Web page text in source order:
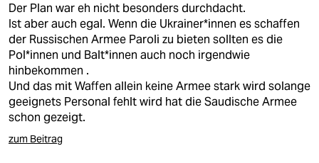
Der Plan war eh nicht besonders durchdacht.
Ist aber auch egal. Wenn die Ukrainer*innen es schaffen
der Russischen Armee Paroli zu bieten sollten es die
Pol*innen und Balt*innen auch noch irgendwie
hinbekommen .
Und das mit Waffen allein keine Armee stark wird solange
geeignets Personal fehlt wird hat die Saudische Armee
schon gezeigt.
zum Beitrag